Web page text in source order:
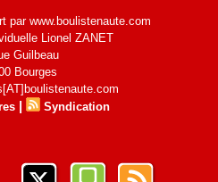
par www.boulistenaute.com
Lionel ZANET
Guilbeau
Bourges
| Syndication